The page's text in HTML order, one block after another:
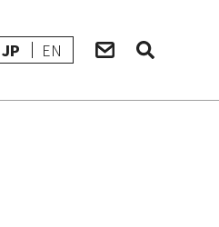
JP EN